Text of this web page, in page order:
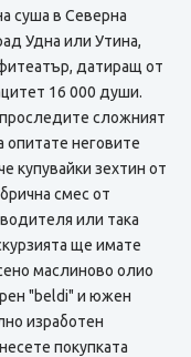
суша в Северна
Удна или Утина,
датиращ от
16 000 души.
сложният
опитате неговите
купувайки зехтин от
смес от
или така
ще имате
маслиново олио
"beldi" и южен
изработен
покупката